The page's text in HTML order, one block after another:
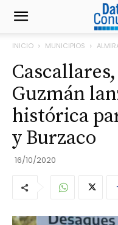
INICIO MUNICIPIOS
Guzmán
histórica
y Burzaco
16/10/2020